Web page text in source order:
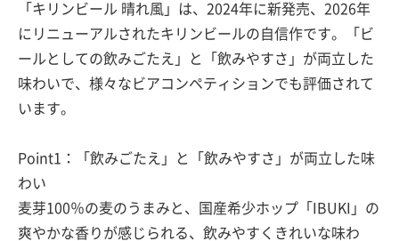
「キリンビール 晴れ風」は、2024年に新発売、2026年
にリニューアルされたキリンビールの自信作です。「ビ
ールとしての飲みごたえ」と「飲みやすさ」が両立した
味わいで、様々なビアコンペティションでも評価されて
います。
Point1：「飲みごたえ」と「飲みやすさ」が両立した味
わい
麦芽100％の麦のうまみと、国産希少ホップ「IBUKI」の
爽やかな香りが感じられる、飲みやすくきれいな味わ